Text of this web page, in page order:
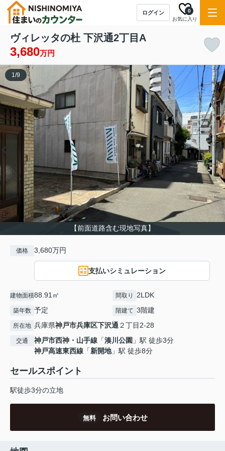
ログイン
お気に入り
0
ヴィレッタの杜 下沢通2丁目A
3,680万円
【前面道路含む現地写真】
1/9
価格 3,680万円
支払いシミュレーション
建物面積88.91㎡ 間取り 2LDK
築年数 予定 階建て 3階建
所在地 兵庫県神戸市兵庫区下沢通２丁目2-28
交通 神戸市西神・山手線 「湊川公園 」駅 徒歩3分
神戸高速東西線 「新開地」駅 徒歩8分
セールスポイント
駅徒歩3分の立地
無料 お問い合わせ